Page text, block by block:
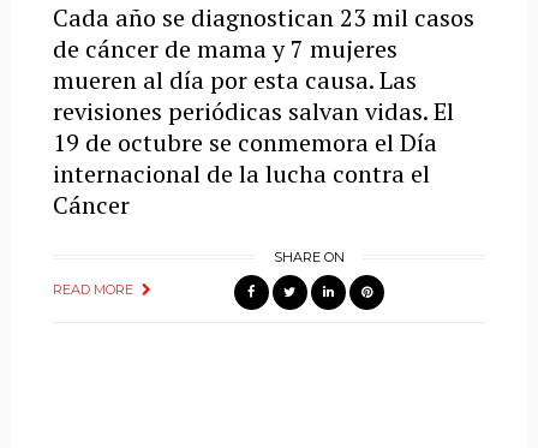
Cada año se diagnostican 23 mil casos
de cáncer de mama y 7 mujeres
mueren al día por esta causa. Las
revisiones periódicas salvan vidas. El
19 de octubre se conmemora el Día
internacional de la lucha contra el
Cáncer
READ MORE
SHARE ON